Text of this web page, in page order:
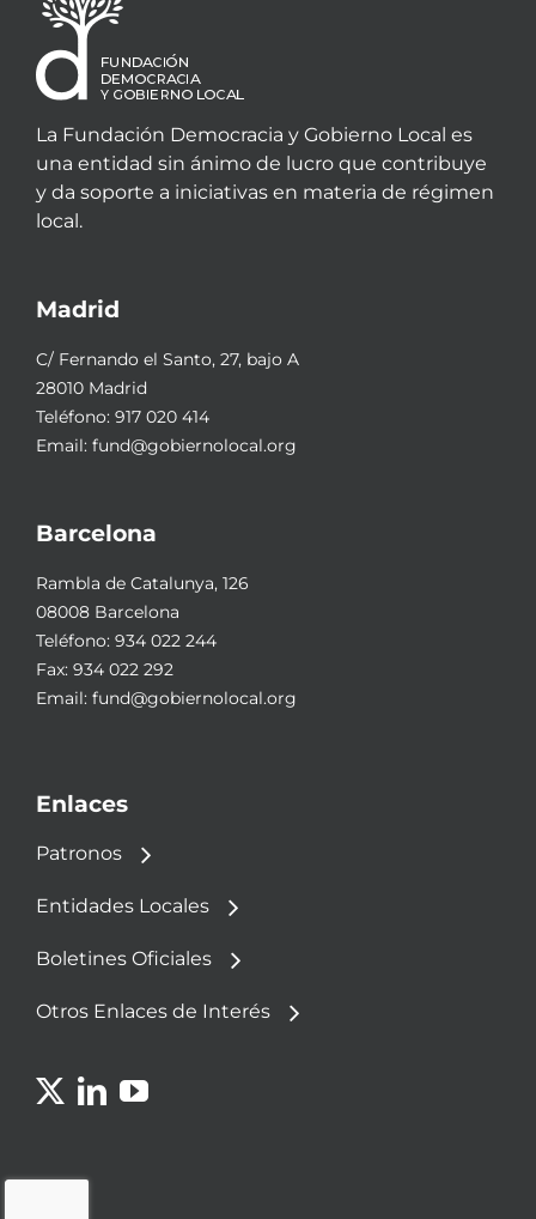
La Fundación Democracia y Gobierno Local es
una entidad sin ánimo de lucro que contribuye
y da soporte a iniciativas en materia de régimen
local.
Madrid
C/ Fernando el Santo, 27, bajo A
28010 Madrid
Teléfono: 917 020 414
Email: fund@gobiernolocal.org
Barcelona
Rambla de Catalunya, 126
08008 Barcelona
Teléfono: 934 022 244
Fax: 934 022 292
Email: fund@gobiernolocal.org
Enlaces
Patronos
Entidades Locales
Boletines Oficiales
Otros Enlaces de Interés